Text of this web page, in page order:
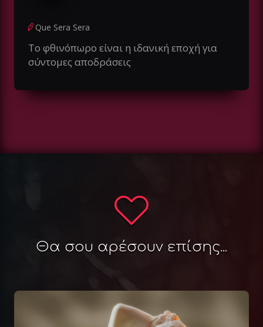
Que Sera Sera
Tο φθινόπωρο είναι η ιδανική εποχή για
σύντομες αποδράσεις
Θα σου αρέσουν επίσης...